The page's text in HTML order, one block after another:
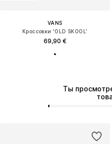
VANS
Кроссовки 'OLD SKOOL'
69,90 €
Ты